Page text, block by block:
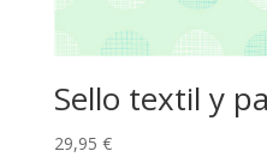
Sello textil y
29,95 €